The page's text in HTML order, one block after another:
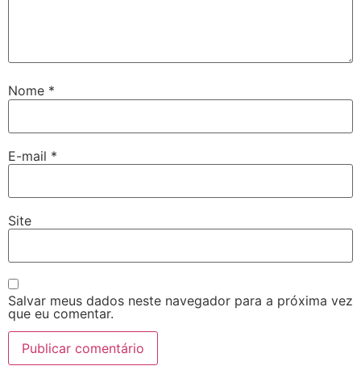
Nome *
E-mail *
Site
Salvar meus dados neste navegador para a próxima vez
que eu comentar.